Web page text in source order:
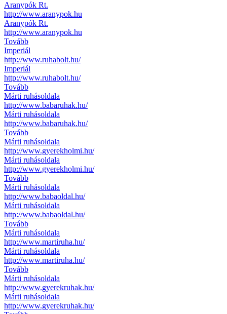
Aranypók Rt.
http://www.aranypok.hu
Aranypók Rt.
http://www.aranypok.hu
Tovább
Imperiál
http://www.ruhabolt.hu/
Imperiál
http://www.ruhabolt.hu/
Tovább
Márti ruhásoldala
http://www.babaruhak.hu/
Márti ruhásoldala
http://www.babaruhak.hu/
Tovább
Márti ruhásoldala
http://www.gyerekholmi.hu/
Márti ruhásoldala
http://www.gyerekholmi.hu/
Tovább
Márti ruhásoldala
http://www.babaoldal.hu/
Márti ruhásoldala
http://www.babaoldal.hu/
Tovább
Márti ruhásoldala
http://www.martiruha.hu/
Márti ruhásoldala
http://www.martiruha.hu/
Tovább
Márti ruhásoldala
http://www.gyerekruhak.hu/
Márti ruhásoldala
http://www.gyerekruhak.hu/